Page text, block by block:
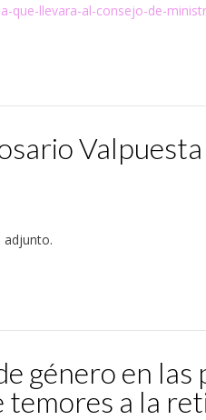
que-llevara-al-consejo-de-
Valpuesta
adjunto.
género en las
a la